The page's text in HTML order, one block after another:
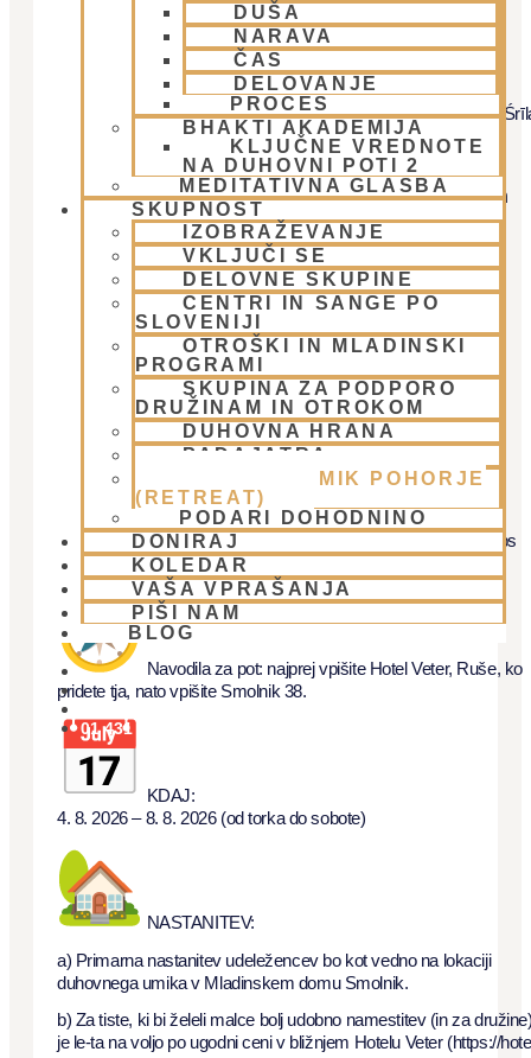
DUŠA
NARAVA
ČAS
DELOVANJE
PROCES
BHAKTI AKADEMIJA
KLJUČNE VREDNOTE
NA DUHOVNI POTI 2
MEDITATIVNA GLASBA
SKUPNOST
IZOBRAŽEVANJE
VKLJUČI SE
DELOVNE SKUPINE
CENTRI IN SANGE PO
SLOVENIJI
OTROŠKI IN MLADINSKI
PROGRAMI
SKUPINA ZA PODPORO
DRUŽINAM IN OTROKOM
DUHOVNA HRANA
PADAJATRA
DUHOVNI UMIK POHORJE
(RETREAT)
PODARI DOHODNINO
DONIRAJ
KOLEDAR
VAŠA VPRAŠANJA
PIŠI NAM
BLOG
01 431 21 24
Umik - Pohorje 2026
Dragi bhakte, sprejmite naše ponižno spoštovanje. Vsa slava
Prabhupādi!
22. Slovenska poletna jatra vas vabi na »Duhovni umik s
Svetim imenom«, ki bo tudi tokrat potekal v idili pohorskih
gozdov
LOKACIJA:
Mladinski dom na Smolniku (mariborskoPohorje)
Smolnik 38, 2342 Ruše,Pohorje
Pot do koče: Google Maps povezava
Priporočamo uporabo te poti (preko Ruš), saj vas Google Maps
lahko pelje po napačni poti.
Navodila za pot: najprej vpišite Hotel Veter, Ruše, ko
pridete tja, nato vpišite Smolnik 38.
KDAJ:
4. 8. 2026 – 8. 8. 2026 (od torka do sobote)
NASTANITEV:
a) Primarna nastanitev udeležencev bo kot vedno na lokaciji
duhovnega umika v Mladinskem domu Smolnik.
b) Za tiste, ki bi želeli malce bolj udobno namestitev (in za
je le-ta na voljo po ugodni ceni v bližnjem Hotelu Veter (https://